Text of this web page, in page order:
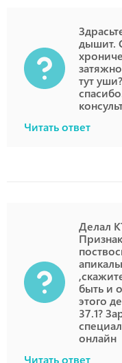
дышит.
тут
Читать ответ
Делал
быть и
этого
37.1?
онлайн
Читать ответ